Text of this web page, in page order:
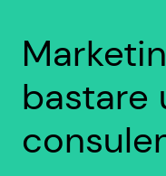
bastare